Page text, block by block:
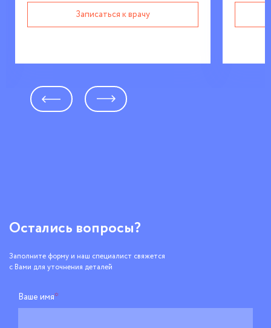
Записаться к врачу
Остались вопросы?
Заполните форму и наш специалист свяжется
с Вами для уточнения деталей
Ваше имя*